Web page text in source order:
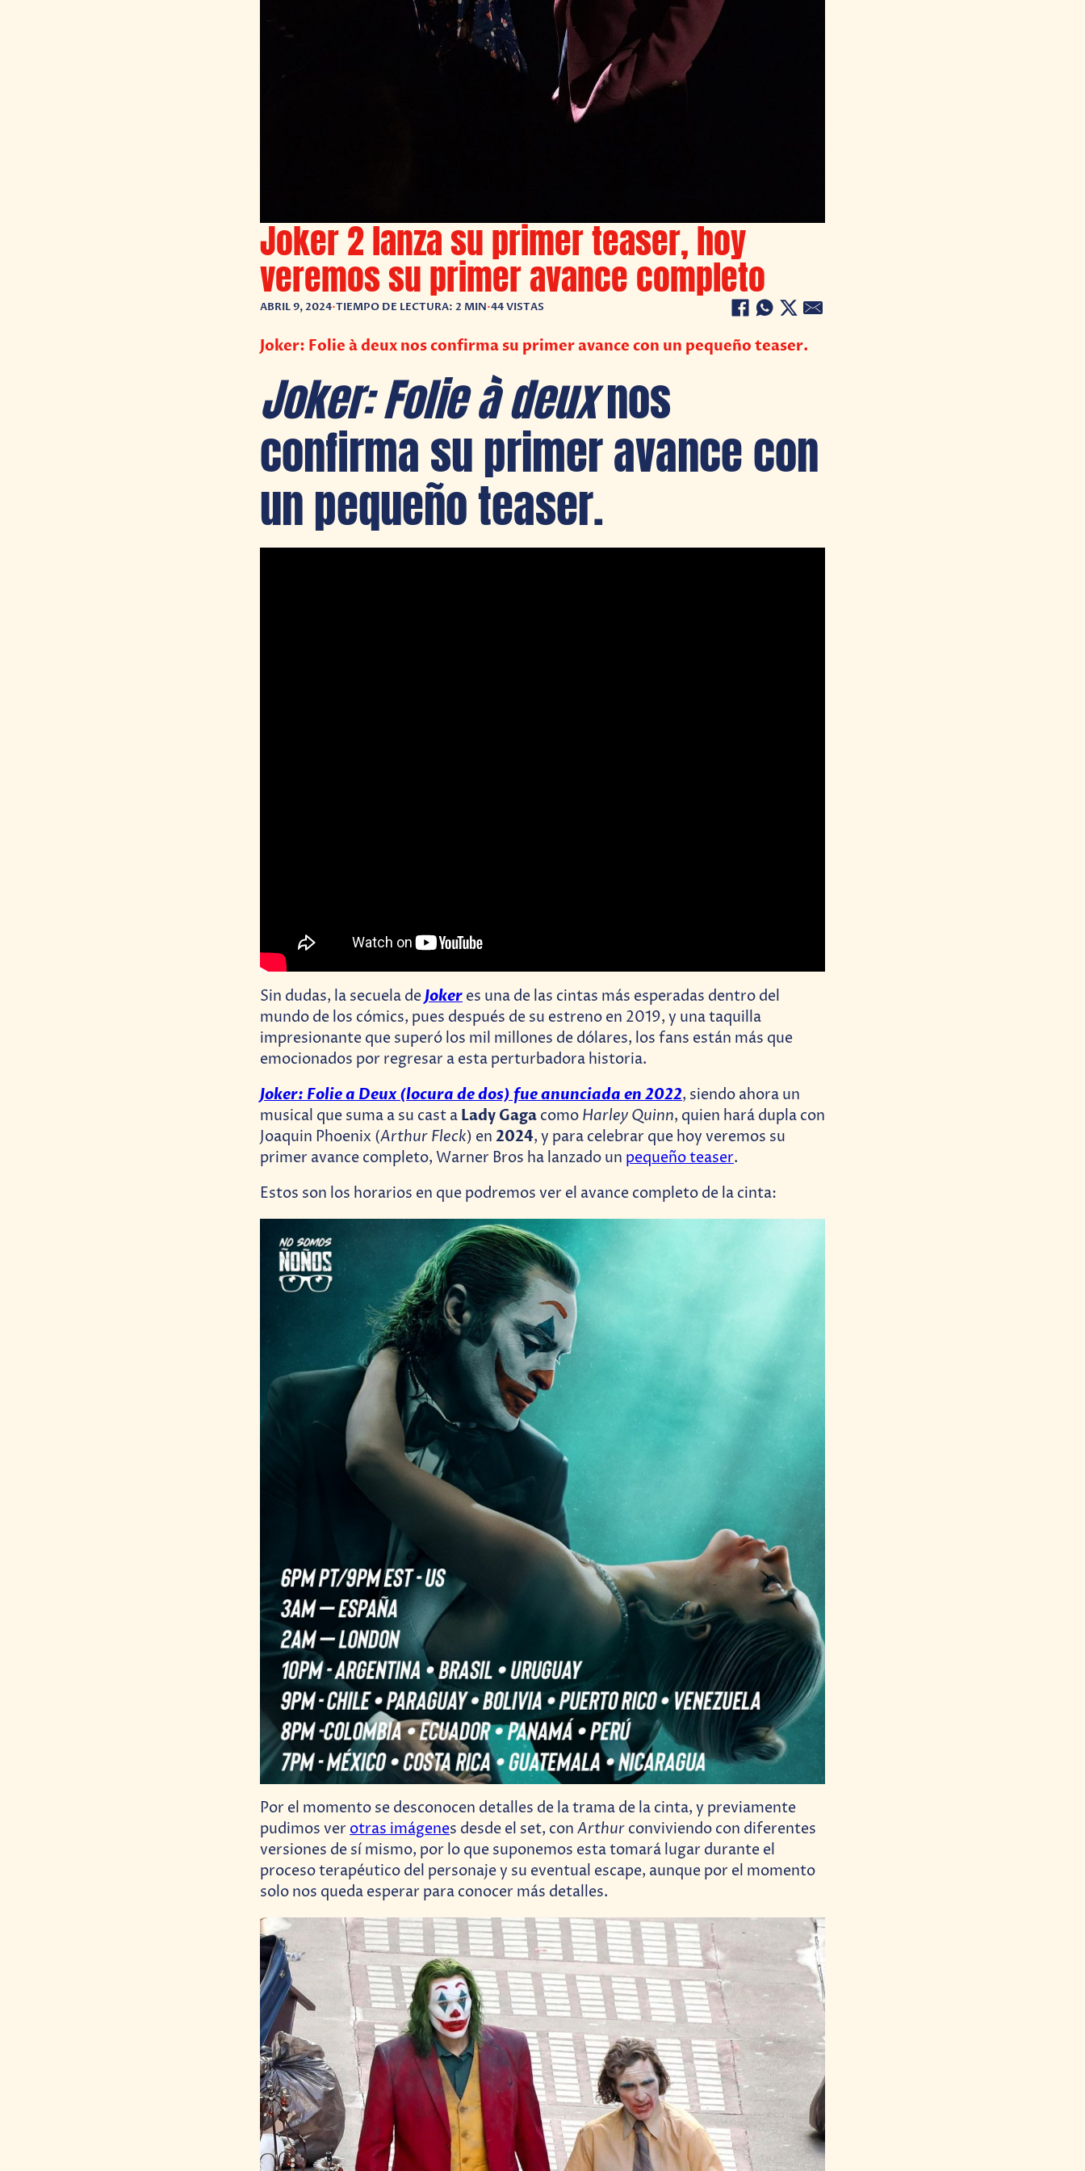
Joker 2 lanza su primer teaser, hoy
veremos su primer avance completo
ABRIL 9, 2024•TIEMPO DE LECTURA: 2 MIN•44 VISTAS
Joker: Folie à deux nos confirma su primer avance con un pequeño teaser.
Joker: Folieàdeuxnos
confirma su primer avance con
un pequeño teaser.
Sin dudas, la secuela deJoker es una de las cintas más esperadas dentro del
mundo de los cómics, pues después de su estreno en 2019, y una taquilla
impresionante que superó los mil millones de dólares, los fans están más que
emocionados por regresar a esta perturbadora historia.
Joker: Folie a Deux (locura de dos) fue anunciada en 2022, siendo ahora un
musical que suma a su cast a Lady Gaga como Harley Quinn, quien hará dupla con
Joaquin Phoenix (Arthur Fleck) en 2024, y para celebrar que hoy veremos su
primer avance completo, Warner Bros ha lanzado un pequeño teaser.
Estos son los horarios en que podremos ver el avance completo de la cinta:
Por el momento se desconocen detalles de la trama de la cinta, y previamente
pudimos verotras imágenes desde el set, con Arthur conviviendo con diferentes
versiones de sí mismo, por lo que suponemos esta tomará lugar durante el
proceso terapéutico del personaje y su eventual escape, aunque por el momento
solo nos queda esperar para conocer más detalles.